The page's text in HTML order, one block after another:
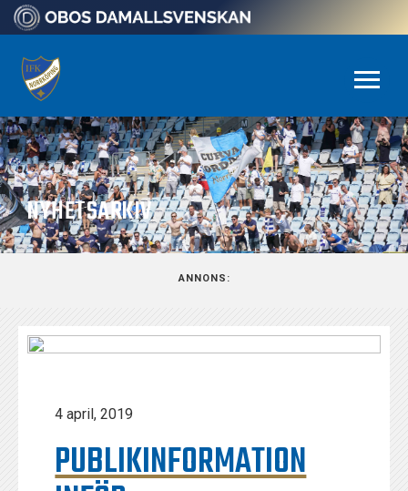
NYHETSARKIV
ANNONS:
4 april, 2019
PUBLIKINFORMATION